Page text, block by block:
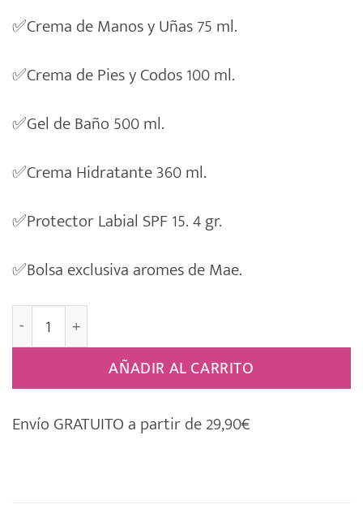
✅Crema de Manos y Uñas 75 ml.
✅Crema de Pies y Codos 100 ml.
✅Gel de Baño 500 ml.
✅Crema Hidratante 360 ml.
✅Protector Labial SPF 15. 4 gr.
✅Bolsa exclusiva aromes de Mae.
004 Caja Regalo Cosmética Frase Positiva [LA
AÑADIR AL CARRITO
Envío GRATUITO a partir de 29,90€